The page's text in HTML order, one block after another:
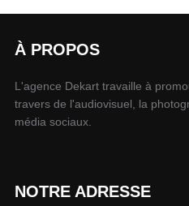
À PROPOS
L'agence Dekart travaille à
travers de l'audiovisuel, la
média sociaux.
NOTRE ADRESSE